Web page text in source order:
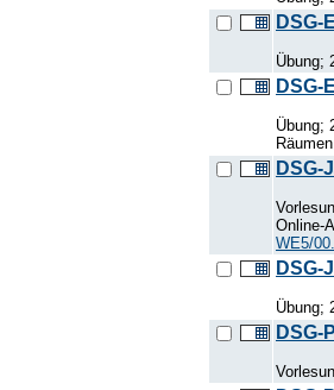
DSG-
Übung;
DSG-
Übung;
DSG-
Online-
WE5/
DSG-
Übung;
DSG-